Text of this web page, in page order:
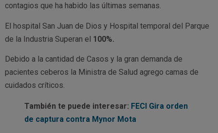
contagios que ha habido las últimas semanas.
El hospital San Juan de Dios y Hospital temporal del Parque
de la Industria Superan el 100%.
Debido a la cantidad de Casos y la gran demanda de
pacientes ceberos la Ministra de Salud agrego camas de
cuidados críticos.
También te puede interesar: FECI Gira orden
de captura contra Mynor Mota